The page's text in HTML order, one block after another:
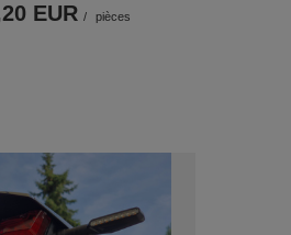
EUR / pièces